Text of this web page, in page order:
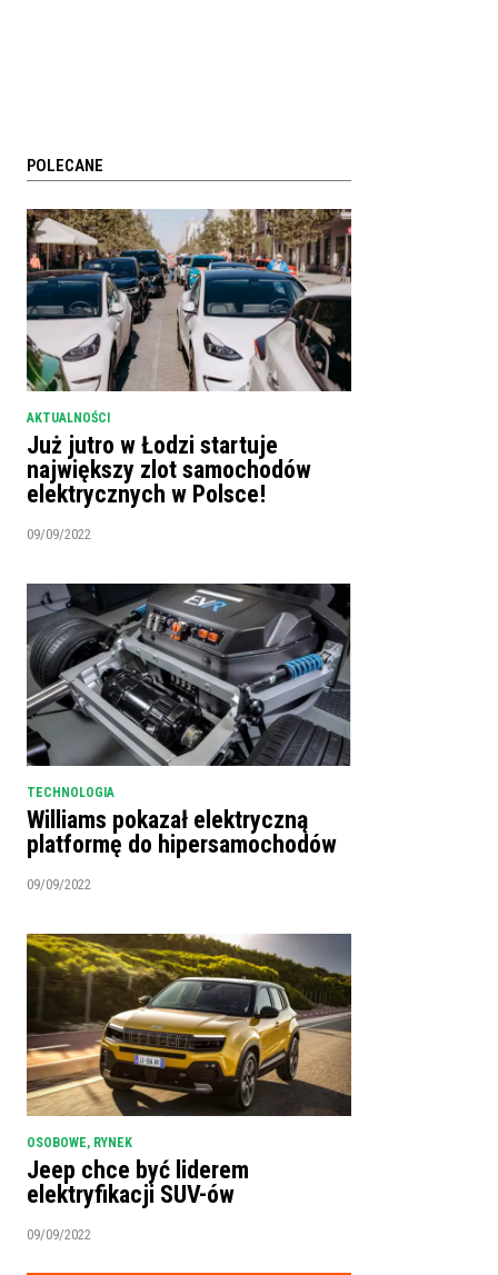
POLECANE
AKTUALNOŚCI
Już jutro w Łodzi startuje
największy zlot samochodów
elektrycznych w Polsce!
09/09/2022
TECHNOLOGIA
Williams pokazał elektryczną
platformę do hipersamochodów
09/09/2022
OSOBOWE, RYNEK
Jeep chce być liderem
elektryfikacji SUV-ów
09/09/2022